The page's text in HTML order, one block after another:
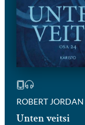
ROBERT JORDAN
Unten veitsi